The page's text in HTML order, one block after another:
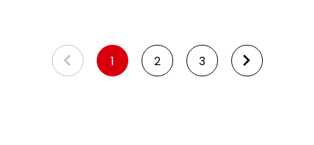
1 2 3